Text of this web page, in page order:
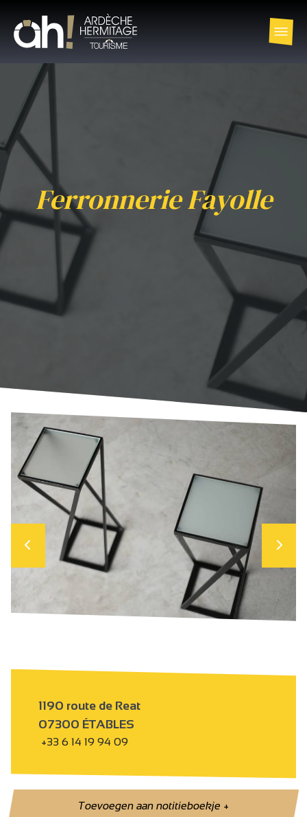
Ferronnerie Fayolle
1190 route de Reat
07300 ÉTABLES
+33 6 14 19 94 09
Toevoegen aan notitieboekje+